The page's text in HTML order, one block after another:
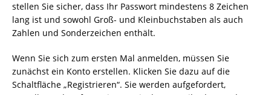
stellen Sie sicher, dass Ihr Passwort mindestens 8 Zeichen
lang ist und sowohl Groß- und Kleinbuchstaben als auch
Zahlen und Sonderzeichen enthält.
Wenn Sie sich zum ersten Mal anmelden, müssen Sie
zunächst ein Konto erstellen. Klicken Sie dazu auf die
Schaltfläche „Registrieren“. Sie werden aufgefordert,